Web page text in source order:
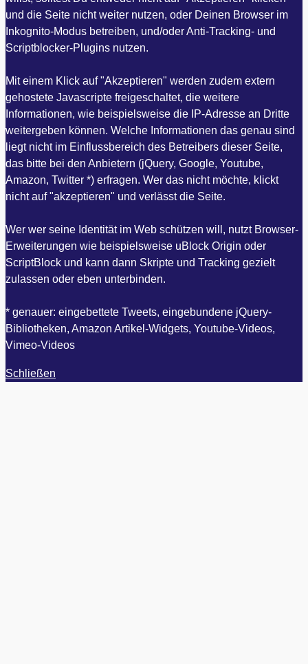
und die Seite nicht weiter nutzen, oder Deinen Browser im
Inkognito-Modus betreiben, und/oder Anti-Tracking- und
Scriptblocker-Plugins nutzen.
Mit einem Klick auf "Akzeptieren" werden zudem extern
gehostete Javascripte freigeschaltet, die weitere
Informationen, wie beispielsweise die IP-Adresse an Dritte
weitergeben können. Welche Informationen das genau sind
liegt nicht im Einflussbereich des Betreibers dieser Seite,
das bitte bei den Anbietern (jQuery, Google, Youtube,
Amazon, Twitter *) erfragen. Wer das nicht möchte, klickt
nicht auf "akzeptieren" und verlässt die Seite.
Wer wer seine Identität im Web schützen will, nutzt Browser-
Erweiterungen wie beispielsweise uBlock Origin oder
ScriptBlock und kann dann Skripte und Tracking gezielt
zulassen oder eben unterbinden.
* genauer: eingebettete Tweets, eingebundene jQuery-
Bibliotheken, Amazon Artikel-Widgets, Youtube-Videos,
Vimeo-Videos
Schließen